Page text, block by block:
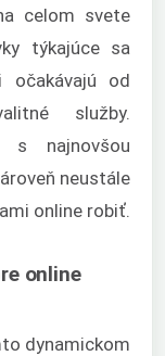
celom svete
týkajúce sa
očakávajú od
služby.
s najnovšou
neustále
online robiť.
online
dynamickom